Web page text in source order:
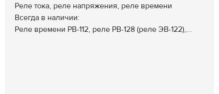
Реле тока, реле напряжения, реле времени
Всегда в наличии:
Реле времени РВ-112, реле РВ-128 (реле ЭВ-122),...